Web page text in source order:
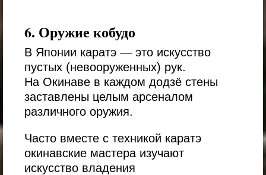
6. Оружие кобудо
В Японии каратэ — это искусство
пустых (невооруженных) рук.
На Окинаве в каждом додзё стены
заставлены целым арсеналом
различного оружия.
Часто вместе с техникой каратэ
окинавские мастера изучают
искусство владения